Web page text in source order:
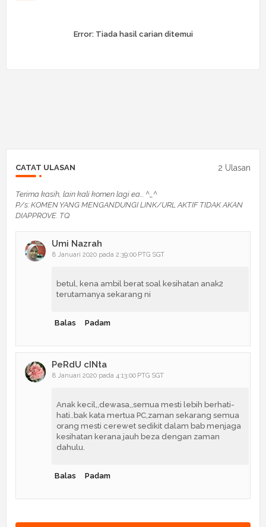
Error:Tiada hasil carian ditemui
CATAT ULASAN 2 Ulasan
Terima kasih, lain kali komen lagi ea... ^_^
P/s: KOMEN YANG MENGANDUNGI LINK/URL AKTIF TIDAK AKAN
DIAPPROVE. TQ
Umi Nazrah
8 Januari 2020 pada 2:39:00 PTG SGT
betul, kena ambil berat soal kesihatan anak2
terutamanya sekarang ni
Balas Padam
PeRdU cINta
8 Januari 2020 pada 4:13:00 PTG SGT
Anak kecil,,dewasa,,semua mesti lebih berhati-
hati..bak kata mertua PC,zaman sekarang semua
orang mesti cerewet sedikit dalam bab menjaga
kesihatan kerana jauh beza dengan zaman
dahulu.
Balas Padam